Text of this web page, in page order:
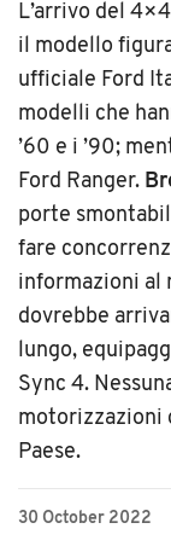
L’arrivo del
il modello
ufficiale Ford
modelli che
’60 e i ’90;
Ford Ranger.
porte
fare
informazioni al
dovrebbe
lungo,
Sync 4.
motorizzazioni
Paese.
30 October 2022